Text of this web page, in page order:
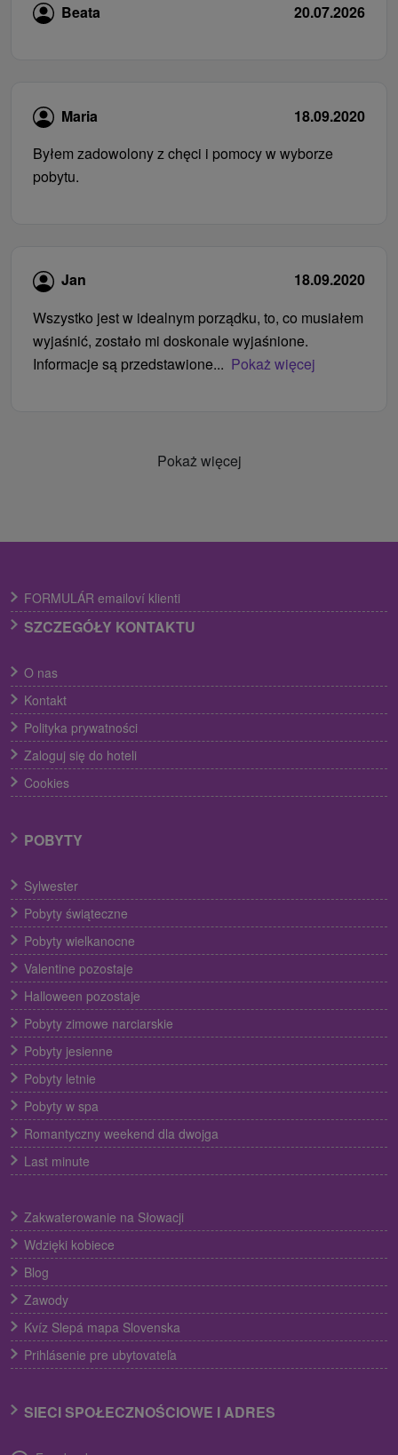
Beata 20.07.2026
Maria
18.09.2020
Byłem zadowolony z chęci i pomocy w wyborze
pobytu.
Jan
18.09.2020
Wszystko jest w idealnym porządku, to, co musiałem
wyjaśnić, zostało mi doskonale wyjaśnione.
Informacje są przedstawione... Pokaż więcej
Pokaż więcej
FORMULÁR emailoví klienti
SZCZEGÓŁY KONTAKTU
O nas
Kontakt
Polityka prywatności
Zaloguj się do hoteli
Cookies
POBYTY
Sylwester
Pobyty świąteczne
Pobyty wielkanocne
Valentine pozostaje
Halloween pozostaje
Pobyty zimowe narciarskie
Pobyty jesienne
Pobyty letnie
Pobyty w spa
Romantyczny weekend dla dwojga
Last minute
Zakwaterowanie na Słowacji
Wdzięki kobiece
Blog
Zawody
Kvíz Slepá mapa Slovenska
Prihlásenie pre ubytovateľa
SIECI SPOŁECZNOŚCIOWE I ADRES